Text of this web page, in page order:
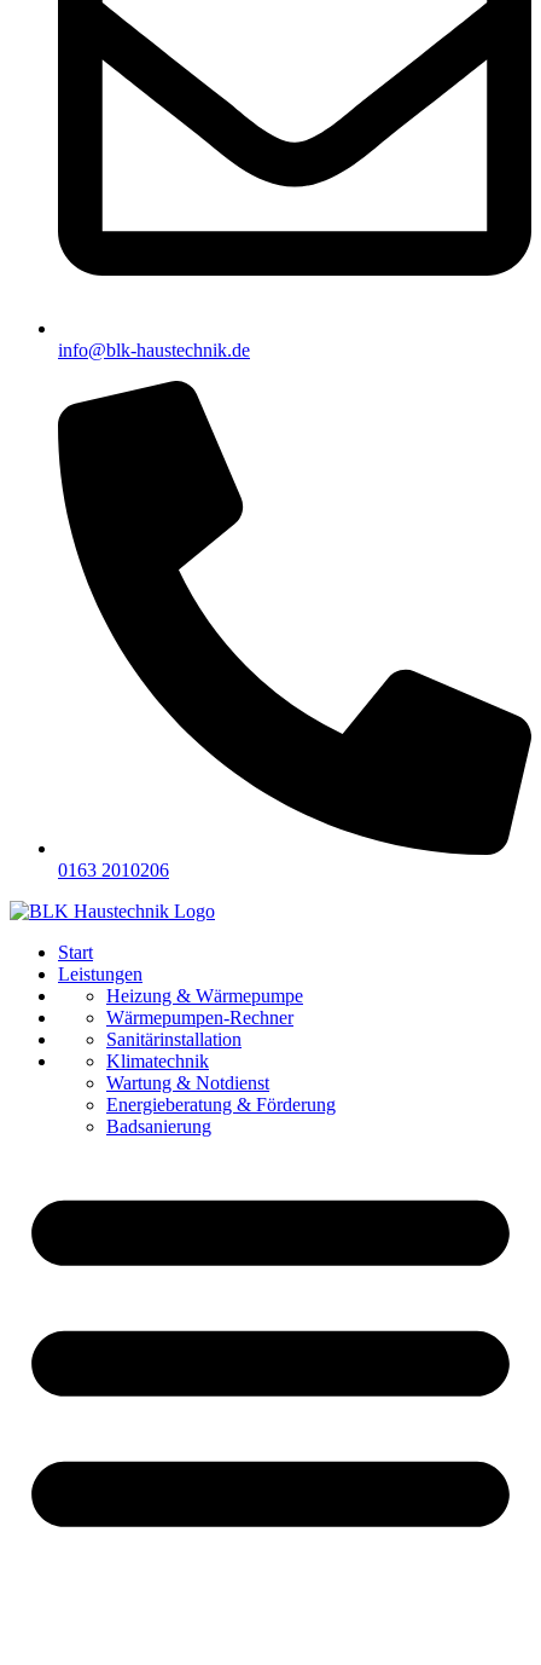
info@blk-haustechnik.de
0163 2010206
Start
Leistungen
Heizung & Wärmepumpe
Wärmepumpen-Rechner
Sanitärinstallation
Klimatechnik
Wartung & Notdienst
Energieberatung & Förderung
Badsanierung
Referenzen
Über uns
Karriere
Kontakt